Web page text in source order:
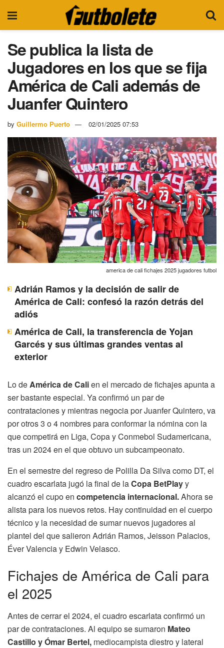
Se publica la lista de
Jugadores en los que se fija
América de Cali además de
Juanfer Quintero
by Guillermo Puerto 02/01/2025 07:53
america de cali fichajes 2025 jugadores futbol
Adrián Ramos y la decisión de salir de
América de Cali: confesó la razón detrás del
adiós
América de Cali, la transferencia de Yojan
Garcés y sus últimas grandes ventas al
exterior
Lo de América de Calien el mercado de fichajes apunta a
ser bastante especial. Ya confirmó un par de
contrataciones y mientras negocia por Juanfer Quintero, va
por otros 3 o 4 nombres para conformar la nómina con la
que competirá en Liga, Copa y Conmebol Sudamericana,
tras un 2024 en el que obtuvo un subcampeonato.
En el semestre del regreso de Polilla Da Silva como DT, el
cuadro escarlata jugó la final de laCopa BetPlayy
alcanzó el cupo en competencia internacional.Ahora se
alista para los nuevos retos. Hay continuidad en el cuerpo
técnico y la necesidad de sumar nuevos jugadores al
plantel del que salieron Adrián Ramos, Jeisson Palacios,
Éver Valencia y Edwin Velasco.
Fichajes de América de Cali para
el 2025
Antes de cerrar el 2024, el cuadro escarlata confirmó un
par de contrataciones. Al equipo se sumaron Mateo
Castillo y Ómar Bertel, mediocampista diestro y lateral